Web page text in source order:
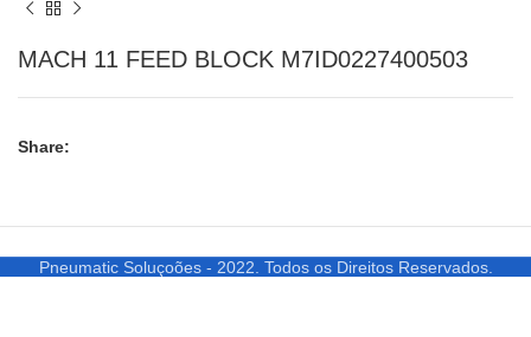
MACH 11 FEED BLOCK M7ID0227400503
Share:
Pneumatic Soluçoões - 2022. Todos os Direitos Reservados.